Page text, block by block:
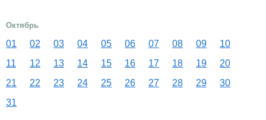
Октябрь
01 02 03 04 05 06 07 08 09
10
11
12 13 14 15 16 17 18 19
20
21
22 23 24 25 26 27 28 29
30
31